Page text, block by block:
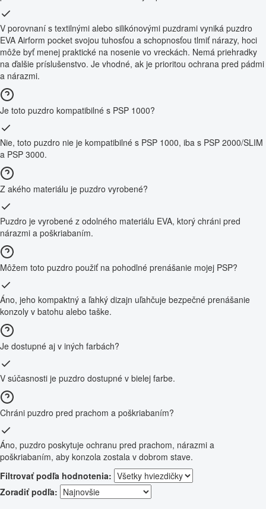
V porovnaní s textilnými alebo silikónovými puzdrami vyniká puzdro
EVA Airform pocket svojou tuhosťou a schopnosťou tlmiť nárazy, hoci
môže byť menej praktické na nosenie vo vreckách. Nemá priehradky
na ďalšie príslušenstvo. Je vhodné, ak je prioritou ochrana pred pádmi
a nárazmi.
Je toto puzdro kompatibilné s PSP 1000?
Nie, toto puzdro nie je kompatibilné s PSP 1000, iba s PSP 2000/SLIM
a PSP 3000.
Z akého materiálu je puzdro vyrobené?
Puzdro je vyrobené z odolného materiálu EVA, ktorý chráni pred
nárazmi a poškriabaním.
Môžem toto puzdro použiť na pohodlné prenášanie mojej PSP?
Áno, jeho kompaktný a ľahký dizajn uľahčuje bezpečné prenášanie
konzoly v batohu alebo taške.
Je dostupné aj v iných farbách?
V súčasnosti je puzdro dostupné v bielej farbe.
Chráni puzdro pred prachom a poškriabaním?
Áno, puzdro poskytuje ochranu pred prachom, nárazmi a
poškriabaním, aby konzola zostala v dobrom stave.
Filtrovať podľa hodnotenia:
Zoradiť podľa: